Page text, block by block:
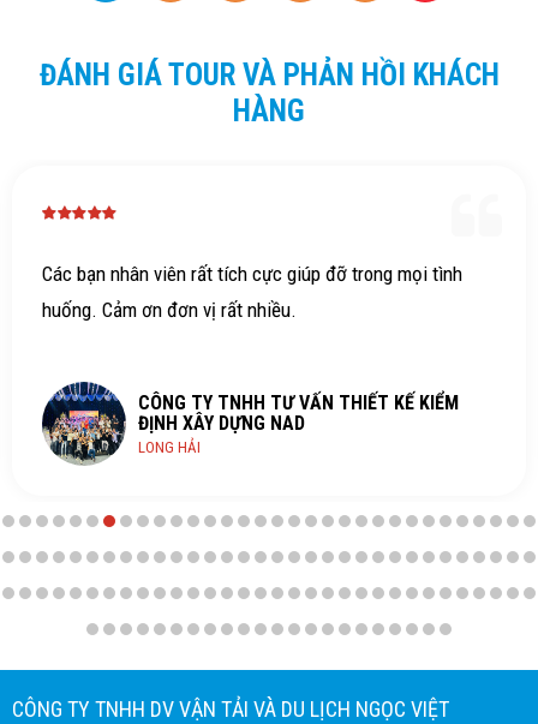
ĐÁNH GIÁ TOUR VÀ PHẢN HỒI KHÁCH
HÀNG
Các bạn nhân viên rất tích cực giúp đỡ trong mọi tình
huống. Cảm ơn đơn vị rất nhiều.
CÔNG TY TNHH TƯ VẤN THIẾT KẾ KIỂM
ĐỊNH XÂY DỰNG NAD
LONG HẢI
CÔNG TY TNHH DV VẬN TẢI VÀ DU LỊCH NGỌC VIỆT